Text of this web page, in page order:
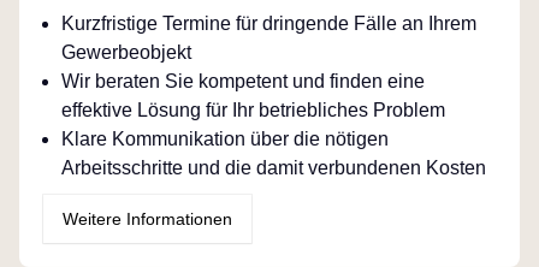
Kurzfristige Termine für dringende Fälle an Ihrem
Gewerbeobjekt
Wir beraten Sie kompetent und finden eine
effektive Lösung für Ihr betriebliches Problem
Klare Kommunikation über die nötigen
Arbeitsschritte und die damit verbundenen Kosten
Weitere Informationen